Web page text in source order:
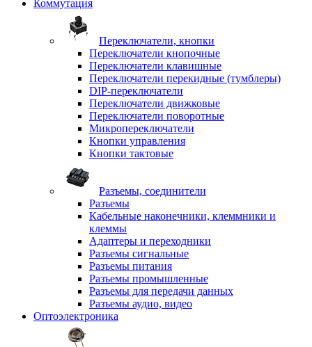
Коммутация
Переключатели, кнопки
Переключатели кнопочные
Переключатели клавишные
Переключатели перекидные (тумблеры)
DIP-переключатели
Переключатели движковые
Переключатели поворотные
Микропереключатели
Кнопки управления
Кнопки тактовые
Разъемы, соединители
Разъемы
Кабельные наконечники, клеммники и
клеммы
Адаптеры и переходники
Разъемы сигнальные
Разъемы питания
Разъемы промышленные
Разъемы для передачи данных
Разъемы аудио, видео
Оптоэлектроника